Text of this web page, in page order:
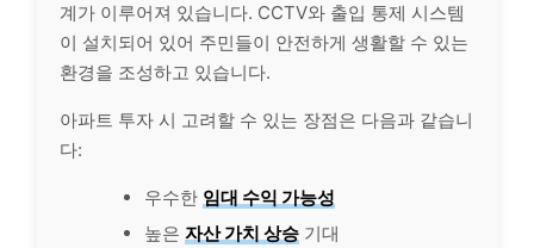
계가 이루어져 있습니다. CCTV와 출입 통제 시스템
이 설치되어 있어 주민들이 안전하게 생활할 수 있는
환경을 조성하고 있습니다.
아파트 투자 시 고려할 수 있는 장점은 다음과 같습니
다:
우수한 임대 수익 가능성
높은 자산 가치 상승 기대